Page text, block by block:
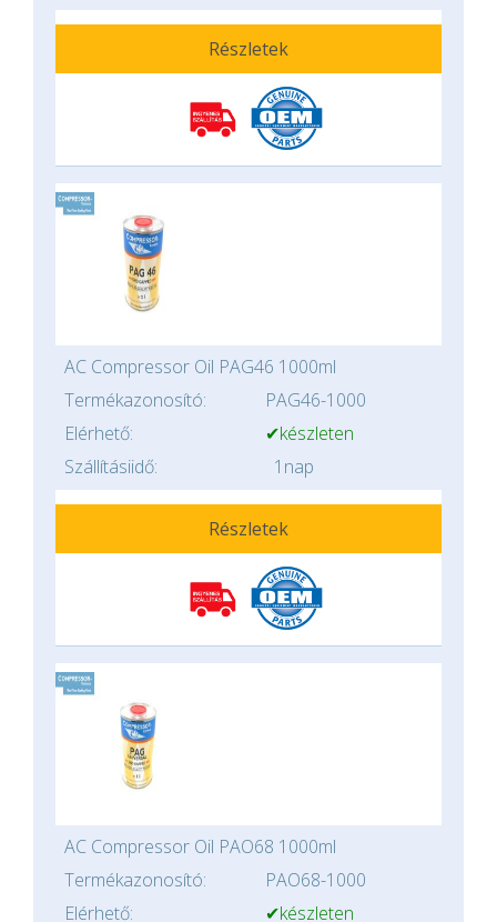
Részletek
AC Compressor Oil PAG46 1000ml
Termékazonosító:
PAG46-1000
Elérhető:
✔készleten
Szállításiidő:
1nap
Részletek
AC Compressor Oil PAO68 1000ml
Termékazonosító:
PAO68-1000
Elérhető:
✔készleten